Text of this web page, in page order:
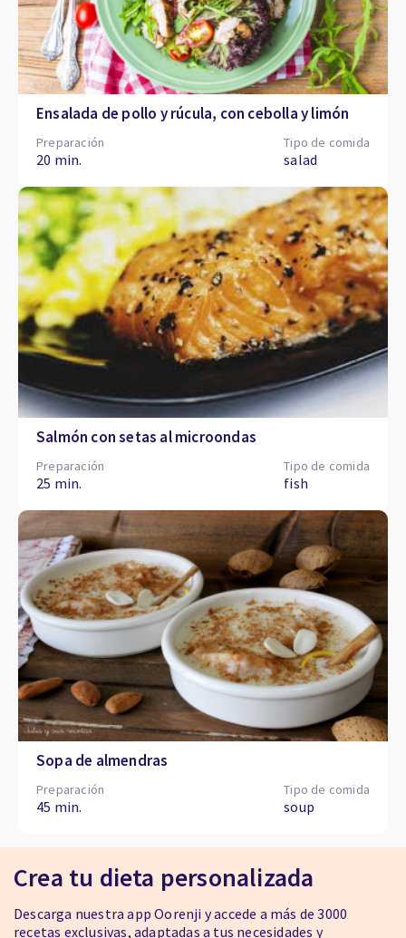
Ensalada de pollo y rúcula, con cebolla y limón
Preparación
20 min.
Tipo de comida
salad
Salmón con setas al microondas
Preparación
25 min.
Tipo de comida
fish
Sopa de almendras
Preparación
45 min.
Tipo de comida
soup
Crea tu dieta personalizada
Descarga nuestra app Oorenji y accede a más de 3000
recetas exclusivas, adaptadas a tus necesidades y